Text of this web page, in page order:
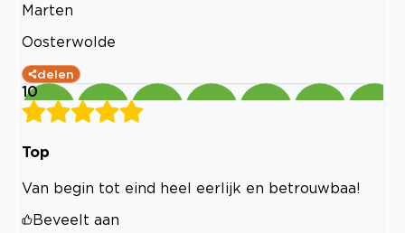
Marten
Oosterwolde
delen
10
Top
Van begin tot eind heel eerlijk en betrouwbaa!
Beveelt aan